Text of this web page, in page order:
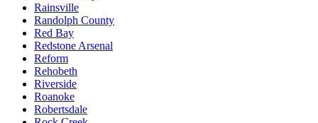
Rainsville
Randolph County
Red Bay
Redstone Arsenal
Reform
Rehobeth
Riverside
Roanoke
Robertsdale